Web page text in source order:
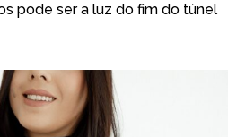
pode ser a luz do fim do túnel